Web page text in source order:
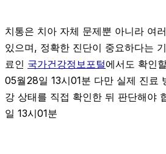
치통은 치아 자체 문제뿐 아니라 여
있으며, 정확한 진단이 중요하다는
료인 국가건강정보포털에서도 확인
05월28일 13시01분 다만 실제 진료
강 상태를 직접 확인한 뒤 판단해야
일 13시01분